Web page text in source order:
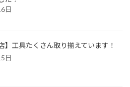
日
工具たくさん取り揃えています！
日